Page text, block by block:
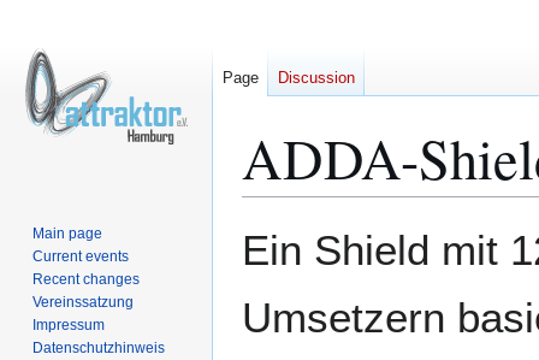
ADDA-
to
to
Ein Shield mit
Umsetzern
Page Discussion
Main page
Current events
Recent changes
Vereinssatzung
Impressum
Datenschutzhinweis